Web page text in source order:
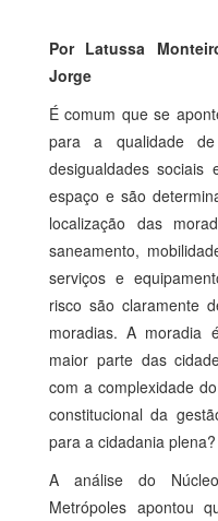
Por Latussa
Jorge
É comum que se
para a qualidade
desigualdades sociais
espaço e são
localização das
saneamento,
serviços e
risco são claramente
moradias. A moradia
maior parte das
com a complexidade
constitucional da
para a cidadania plena?
A análise do
Metrópoles apontou